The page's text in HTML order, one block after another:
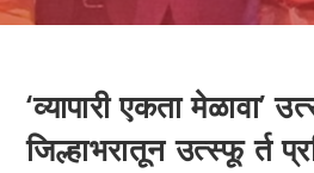
‘व्यापारी एकता मेळावा’
जिल्हाभरातून उत्स्फू र्त